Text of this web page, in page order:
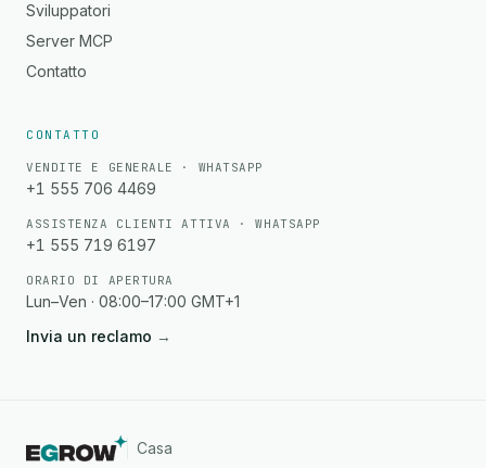
Sviluppatori
Server MCP
Contatto
CONTATTO
VENDITE E GENERALE · WHATSAPP
+1 555 706 4469
ASSISTENZA CLIENTI ATTIVA · WHATSAPP
+1 555 719 6197
ORARIO DI APERTURA
Lun–Ven · 08:00–17:00 GMT+1
Invia un reclamo →
Casa